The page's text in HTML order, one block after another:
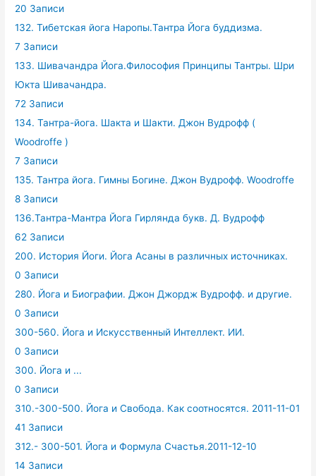
20 Записи
132. Тибетская йога Наропы.Тантра Йога буддизма.
7 Записи
133. Шивачандра Йога.Философия Принципы Тантры. Шри
Юкта Шивачандра.
72 Записи
134. Тантра-йога. Шакта и Шакти. Джон Вудрофф (
Woodroffe )
7 Записи
135. Тантра йога. Гимны Богине. Джон Вудрофф. Woodroffe
8 Записи
136.Тантра-Мантра Йога Гирлянда букв. Д. Вудрофф
62 Записи
200. История Йоги. Йога Асаны в различных источниках.
0 Записи
280. Йога и Биографии. Джон Джордж Вудрофф. и другие.
0 Записи
300-560. Йога и Искусственный Интеллект. ИИ.
0 Записи
300. Йога и ...
0 Записи
310.-300-500. Йога и Свобода. Как соотносятся. 2011-11-01
41 Записи
312.- 300-501. Йога и Формула Счастья.2011-12-10
14 Записи